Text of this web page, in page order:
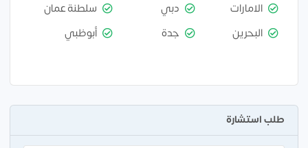
الامارات
دبي
سلطنة عمان
البحرين
جدة أبوظبي
طلب استشارة